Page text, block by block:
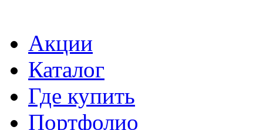
Акции
Каталог
Где купить
Портфолио